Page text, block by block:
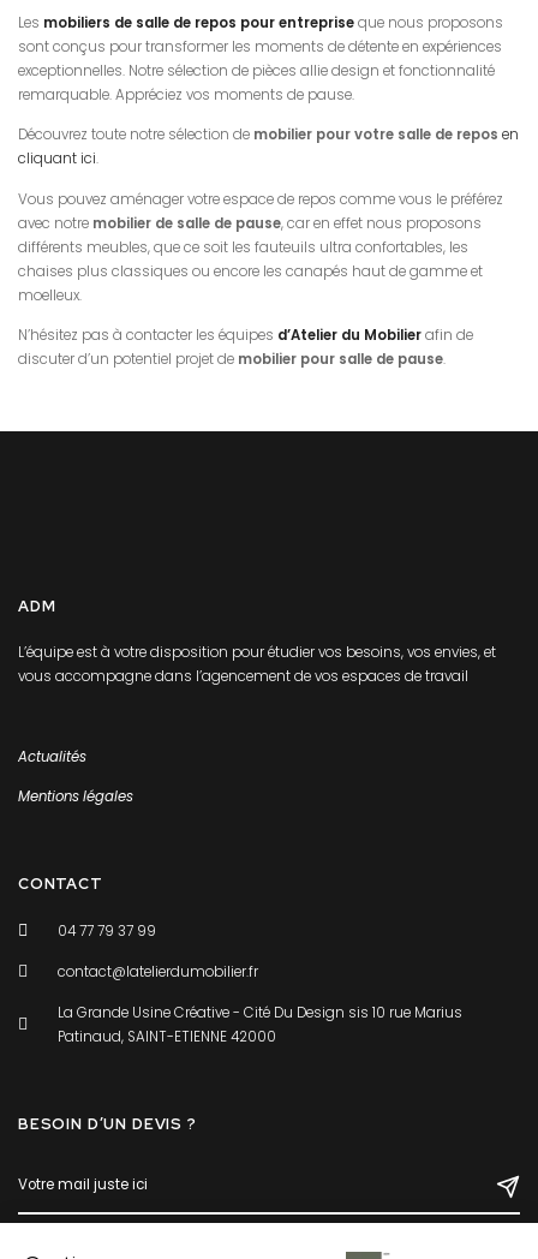
Les mobiliers de salle de repos pour entrepriseque nous proposons
sont conçus pour transformer les moments de détente en expériences
exceptionnelles. Notre sélection de pièces allie design et fonctionnalité
remarquable. Appréciez vos moments de pause.
Découvrez toute notre sélection de mobilier pour votre salle de repos en
cliquant ici.
Vous pouvez aménager votre espace de repos comme vous le préférez
avec notre mobilier de salle de pause, car en effet nous proposons
différents meubles, que ce soit les fauteuils ultra confortables, les
chaises plus classiques ou encore les canapés haut de gamme et
moelleux.
N’hésitez pas à contacter les équipes d’Atelier du Mobilierafin de
discuter d’un potentiel projet de mobilier pour salle de pause.
ADM
L’équipe est à votre disposition pour étudier vos besoins, vos envies, et
vous accompagne dans l’agencement de vos espaces de travail
Actualités
Mentions légales
CONTACT
04 77 79 37 99
contact@latelierdumobilier.fr
La Grande Usine Créative - Cité Du Design sis 10 rue Marius
Patinaud, SAINT-ETIENNE 42000
BESOIN D’UN DEVIS ?